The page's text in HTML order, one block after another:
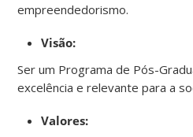
empreendedorismo.
Visão:
Ser um Programa de Pós-
excelência e relevante para a
Valores: